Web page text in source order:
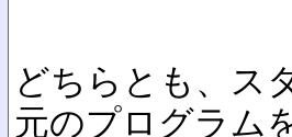
どちらとも、ス
元のプログラム